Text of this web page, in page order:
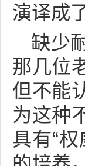
演译成
缺少
那几位
但不能
为这种
具有“